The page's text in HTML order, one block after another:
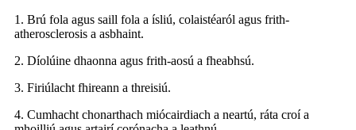
1. Brú fola agus saill fola a ísliú, colaistéaról agus frith-
atherosclerosis a asbhaint.
2. Díolúine dhaonna agus frith-aosú a fheabhsú.
3. Firiúlacht fhireann a threisiú.
4. Cumhacht chonarthach miócairdiach a neartú, ráta croí a